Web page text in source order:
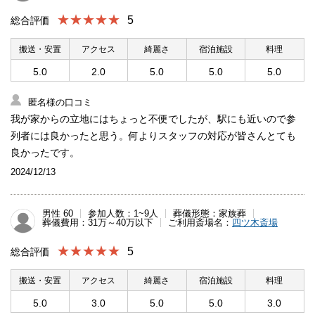
総合評価 ★★★★★ 5
搬送・安置
5.0
アクセス
2.0
綺麗さ
5.0
宿泊施設
5.0
料理
5.0
匿名様の口コミ
我が家からの立地にはちょっと不便でしたが、駅にも近いので参
列者には良かったと思う。何よりスタッフの対応が皆さんとても
良かったです。
2024/12/13
男性 60 参加人数：1~9人
葬儀形態：家族葬
葬儀費用：31万～40万以下
ご利用斎場名： 四ツ木斎場
総合評価 ★★★★★ 5
搬送・安置
5.0
アクセス
3.0
綺麗さ
5.0
宿泊施設
5.0
料理
3.0